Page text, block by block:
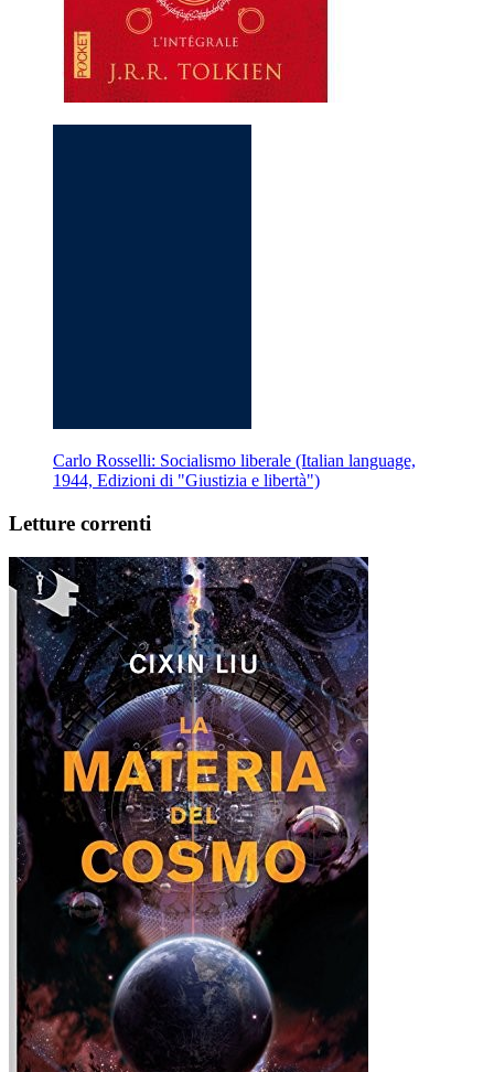
Carlo Rosselli: Socialismo liberale (Italian language,
1944, Edizioni di "Giustizia e libertà")
Letture correnti